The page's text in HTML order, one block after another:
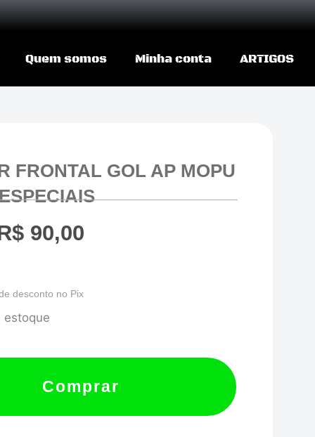
Quem somos Minha conta ARTIGOS
FRONTAL GOL AP MOPU
90,00
desconto no Pix
estoque
Comprar